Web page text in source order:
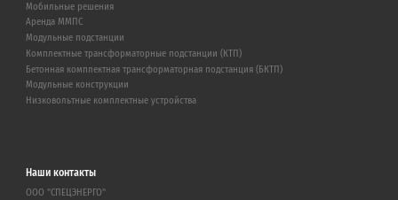
Мобильные решения
Аренда ММПС
Модульные подстанции
Комплектные трансформаторные подстанции (КТП)
Бетонная комплектная трансформаторная подстанция (БКТП)
Модульные конструкции
Низковольтные комплектные устройства
Наши контакты
ООО "СПЕЦЭНЕРГО"